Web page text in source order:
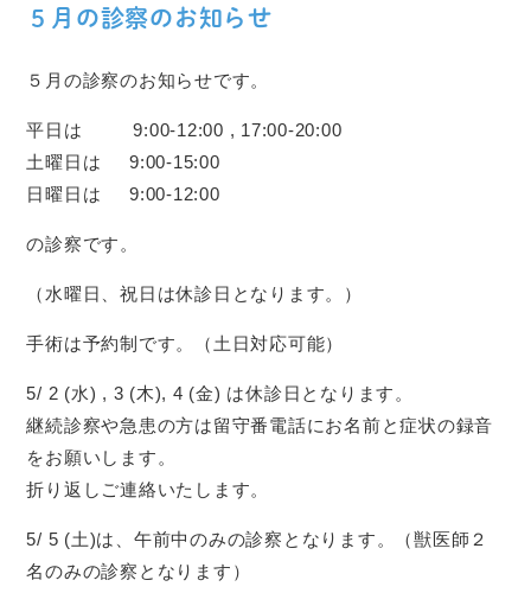
５月の診察のお知らせ
５月の診察のお知らせです。
平日は 9:00-12:00 , 17:00-20:00
土曜日は 9:00-15:00
日曜日は 9:00-12:00
の診察です。
（水曜日、祝日は休診日となります。）
手術は予約制です。（土日対応可能）
5/ 2 (水) , 3 (木), 4 (金) は休診日となります。
継続診察や急患の方は留守番電話にお名前と症状の録音
をお願いします。
折り返しご連絡いたします。
5/ 5 (土)は、午前中のみの診察となります。（獣医師２
名のみの診察となります）